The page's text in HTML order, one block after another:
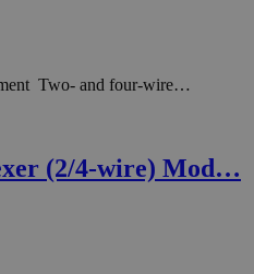
Two- and four-wire…
(2/4-wire) Mod…